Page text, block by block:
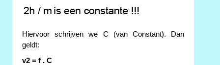
Hiervoor schrijven we C (van Constant). Dan
geldt:
v2 = f . C